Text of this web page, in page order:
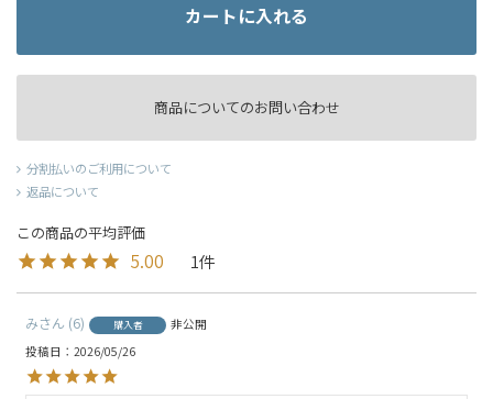
カートに入れる
商品についてのお問い合わせ
分割払いのご利用について
返品について
5.00 1
み 6 購入者
非公開
投稿日
2026/05/26